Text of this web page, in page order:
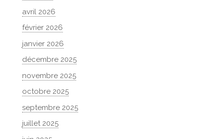
avril 2026
février 2026
janvier 2026
décembre 2025
novembre 2025
octobre 2025
septembre 2025
juillet 2025